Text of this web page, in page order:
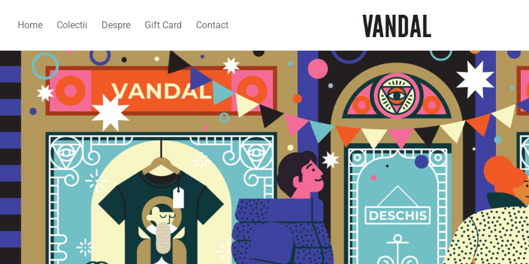
Home Colectii Despre Gift Card Contact